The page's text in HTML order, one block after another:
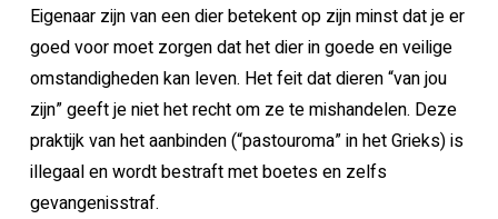
Eigenaar zijn van een dier betekent op zijn minst dat je er
goed voor moet zorgen dat het dier in goede en veilige
omstandigheden kan leven. Het feit dat dieren “van jou
zijn” geeft je niet het recht om ze te mishandelen. Deze
praktijk van het aanbinden (“pastouroma” in het Grieks) is
illegaal en wordt bestraft met boetes en zelfs
gevangenisstraf.